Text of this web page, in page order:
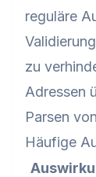
reguläre
zu
Adressen
Parsen
Häufige